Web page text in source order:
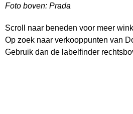
Foto boven: Prada
Scroll naar beneden voor meer
Op zoek naar verkooppunten van
Gebruik dan de labelfinder